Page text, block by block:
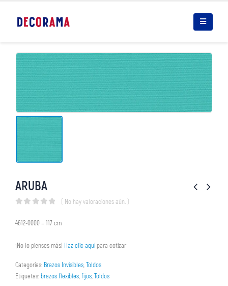
ARUBA
( No hay valoraciones aún. )
4612-0000 = 117 cm
¡No lo pienses más! Haz clic aquípara cotizar
Categorías: Brazos Invisibles,Toldos
Etiquetas:brazos flexibles,fijos,Toldos